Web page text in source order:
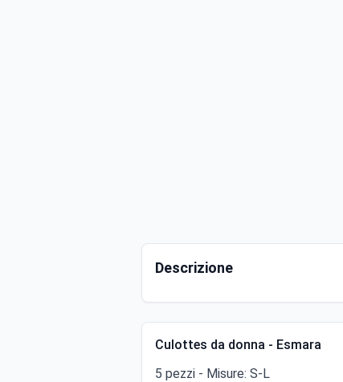
Descrizione
Culottes da donna - Esmara
5 pezzi - Misure: S-L